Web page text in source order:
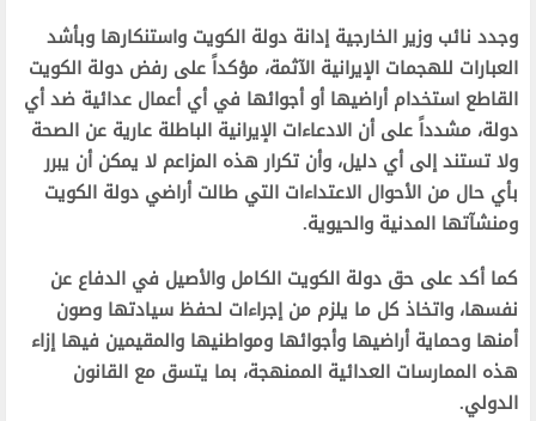
وجدد نائب وزير الخارجية إدانة دولة الكويت واستنكارها وبأشد
العبارات للهجمات الإيرانية الآثمة، مؤكداً على رفض دولة الكويت
القاطع استخدام أراضيها أو أجوائها في أي أعمال عدائية ضد أي
دولة، مشدداً على أن الادعاءات الإيرانية الباطلة عارية عن الصحة
ولا تستند إلى أي دليل، وأن تكرار هذه المزاعم لا يمكن أن يبرر
بأي حال من الأحوال الاعتداءات التي طالت أراضي دولة الكويت
ومنشآتها المدنية والحيوية.
كما أكد على حق دولة الكويت الكامل والأصيل في الدفاع عن
نفسها، واتخاذ كل ما يلزم من إجراءات لحفظ سيادتها وصون
أمنها وحماية أراضيها وأجوائها ومواطنيها والمقيمين فيها إزاء
هذه الممارسات العدائية الممنهجة، بما يتسق مع القانون
الدولي.